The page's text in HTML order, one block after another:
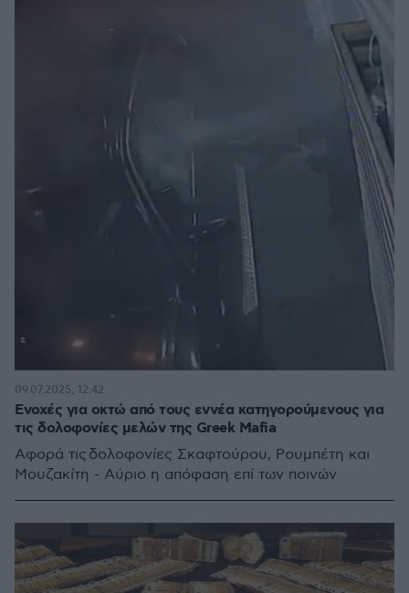
Ενοχές για οκτώ από τους εννέα κατηγορούμενους για
τις δολοφονίες μελών της Greek Mafia
Αφορά τις δολοφονίες Σκαφτούρου, Ρουμπέτη και
Μουζακίτη - Αύριο η απόφαση επί των ποινών
09.07.2025, 12:42